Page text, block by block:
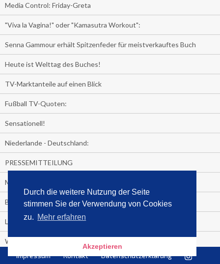
Durch die weitere Nutzung der Seite
stimmen Sie der Verwendung von Cookies
zu. Mehr erfahren
Akzeptieren
Media Control: Friday-Greta
"Viva la Vagina!" oder "Kamasutra Workout":
Senna Gammour erhält Spitzenfeder für meistverkauftes Buch
Heute ist Welttag des Buches!
TV-Marktanteile auf einen Blick
Fußball TV-Quoten:
Sensationell!
Niederlande - Deutschland:
PRESSEMITTEILUNG
Media Control eBook-Panel
BIATHLON-WM im TV
Lagerfelds N°5
Wer schaut täglich fast sieben Stunden Fernsehen?
Es Pilchert allerorten
Impressum Kontakt Datenschutzerklärung